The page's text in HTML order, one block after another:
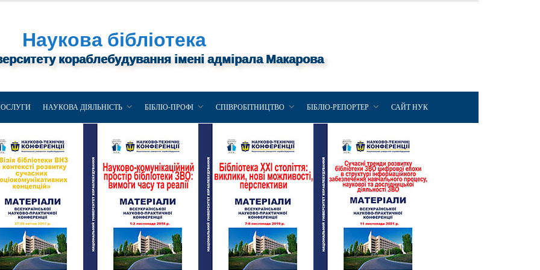
Наукова бібліотека
кораблебудування імені адмірала Макарова
НАУКОВА ДІЯЛЬНІСТЬ БІБЛІО-ПРОФІ СПІВРОБІТНИЦТВО БІБЛІО-РЕПОРТЕР САЙТ НУК